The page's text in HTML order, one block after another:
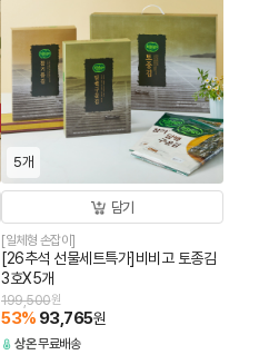
5개
담기
[일체형 손잡이]
[26추석 선물세트특가]비비고 토종김
3호X5개
199,500원
53% 93,765원
상온무료배송